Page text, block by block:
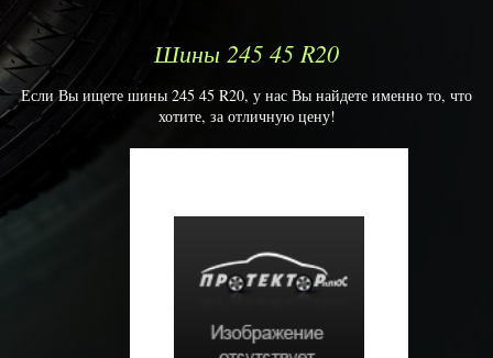
Шины 245 45 R20
Если Вы ищете шины 245 45 R20, у нас Вы найдете именно то, что
хотите, за отличную цену!